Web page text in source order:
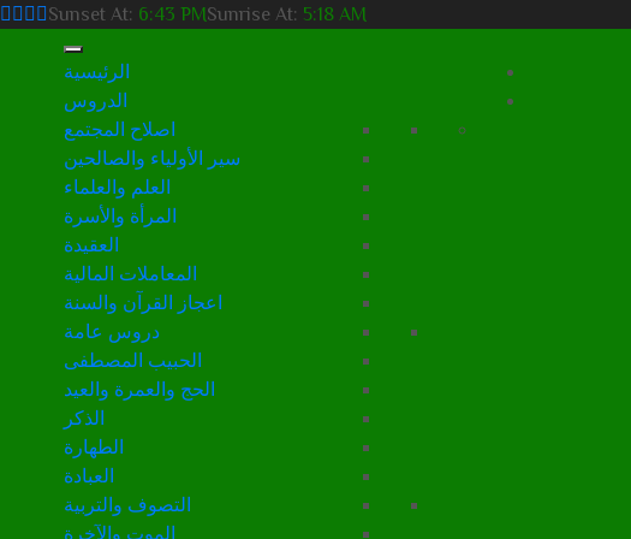
Sunrise At: 5:18 AM
Sunset At: 6:43 PM
الرئيسية
الدروس
اصلاح المجتمع
سير الأولياء والصالحين
العلم والعلماء
المرأة والأسرة
العقيدة
المعاملات المالية
اعجاز القرآن والسنة
دروس عامة
الحبيب المصطفى
الحج والعمرة والعيد
الذكر
الطهارة
العبادة
التصوف والتربية
الموت والآخرة